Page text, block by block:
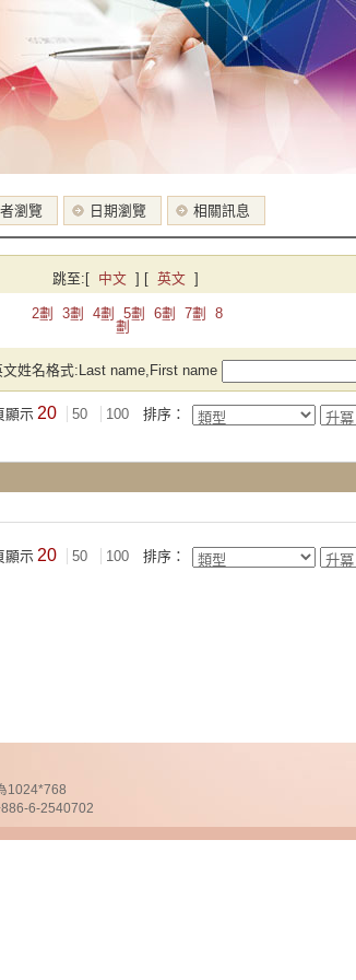
瀏覽 日期瀏覽 相關訊息
跳至: [ 中文 ] [ 英文 ]
2劃 3劃 4劃 5劃 6劃 7劃
8
劃
文姓名格式:Last name,First name
顯示 20 50 100 排序：
顯示 20 50 100 排序：
1024*768
6-2540702